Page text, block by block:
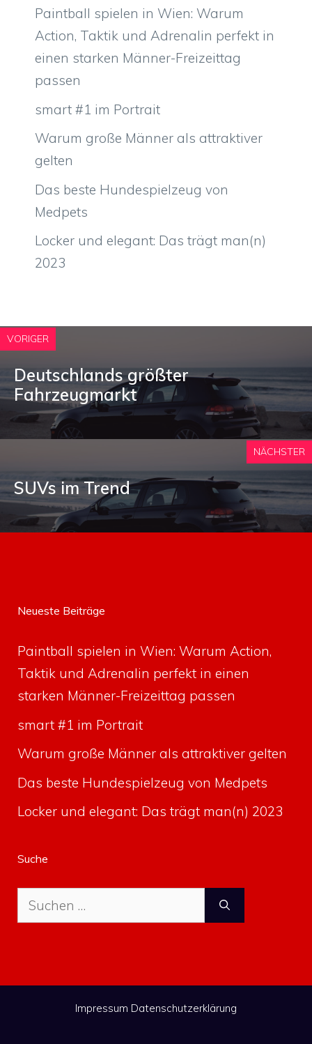
Paintball spielen in Wien: Warum
Action, Taktik und Adrenalin perfekt in
einen starken Männer-Freizeittag
passen
smart #1 im Portrait
Warum große Männer als attraktiver
gelten
Das beste Hundespielzeug von
Medpets
Locker und elegant: Das trägt man(n)
2023
VORIGER
Deutschlands größter
Fahrzeugmarkt
NÄCHSTER
SUVs im Trend
Neueste Beiträge
Paintball spielen in Wien: Warum Action,
Taktik und Adrenalin perfekt in einen
starken Männer-Freizeittag passen
smart #1 im Portrait
Warum große Männer als attraktiver gelten
Das beste Hundespielzeug von Medpets
Locker und elegant: Das trägt man(n) 2023
Suche
Suche
nach:
Impressum Datenschutzerklärung